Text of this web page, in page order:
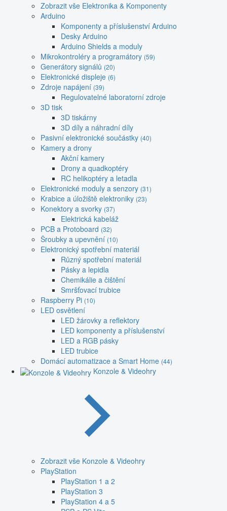
Zobrazit vše Elektronika & Komponenty
Arduino
Komponenty a příslušenství Arduino
Desky Arduino
Arduino Shields a moduly
Mikrokontroléry a programátory (59)
Generátory signálů (20)
Elektronické displeje (6)
Zdroje napájení (39)
Regulovatelné laboratorní zdroje
3D tisk
3D tiskárny
3D díly a náhradní díly
Pasivní elektronické součástky (40)
Kamery a drony
Akční kamery
Drony a quadkoptéry
RC helikoptéry a letadla
Elektronické moduly a senzory (31)
Krabice a úložiště elektroniky (23)
Konektory a svorky (37)
Elektrická kabeláž
PCB a Protoboard (32)
Šroubky a upevnění (10)
Elektronický spotřební materiál
Různý spotřební materiál
Pásky a lepidla
Chemikálie a čištění
Smršťovací trubice
Raspberry Pi (10)
LED osvětlení
LED žárovky a reflektory
LED komponenty a příslušenství
LED a RGB pásky
LED trubice
Domácí automatizace a Smart Home (44)
Konzole & Videohry
Zobrazit vše Konzole & Videohry
PlayStation
PlayStation 1 a 2
PlayStation 3
PlayStation 4 a 5